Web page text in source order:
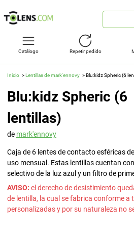
Búsqueda
rápida
Catálogo Repetir pedido
Inicio Lentillas de mark'ennovy Blu:kidz Spheric (6
Blu:kidz Spheric (6
lentillas)
de mark'ennovy
Caja de 6 lentes de contacto esféricas
uso mensual. Estas lentillas cuentan
selectivo de la luz azul y un filtro de
AVISO: el derecho de desistimiento
de lentilla, la cual se fabrica conforme a
personalizadas y por su naturaleza no